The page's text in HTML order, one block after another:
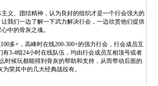
、团结精神，认为良好的组织才是一个行会强大的
我们一边了解一下武力解决行会，一边欣赏他们提供
中的骨灰之魂。
多+，高峰时在线200-300+的强力行会，行会成员互
3-4组24小时在线队伍，均由行会成员互相顶号或者
时候玩都能得到骨灰的帮助和支持，从而带动后面的
荣其中的几大经典战役有。